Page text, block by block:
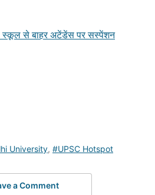
स्कूल से बाहर अटेंडेंस पर सस्पेंशन
University, #UPSC Hotspot
a Comment